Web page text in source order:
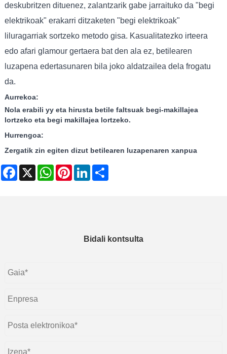
deskubritzen dituenez, zalantzarik gabe jarraituko da "begi
elektrikoak" erakarri ditzaketen "begi elektrikoak"
liluragarriak sortzeko metodo gisa. Kasualitatezko irteera
edo afari glamour gertaera bat den ala ez, betilearen
luzapena edertasunaren bila joko aldatzailea dela frogatu
da.
Aurrekoa:
Nola erabili yy eta hirusta betile faltsuak begi-makillajea
lortzeko eta begi makillajea lortzeko.
Hurrengoa:
Zergatik zin egiten dizut betilearen luzapenaren xanpua
Facebook
X WhatsAppPinterestLinkedIn
Bidali kontsulta